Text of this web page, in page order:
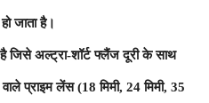
जाता है।
है जिसे अल्ट्रा-शॉर्ट फ्लैंज दूरी के साथ
प्राइम लेंस (18 मिमी, 24 मिमी, 35